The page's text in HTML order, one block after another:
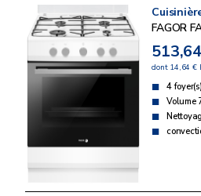
FAGOR
dont 14,64 €
4
Volume